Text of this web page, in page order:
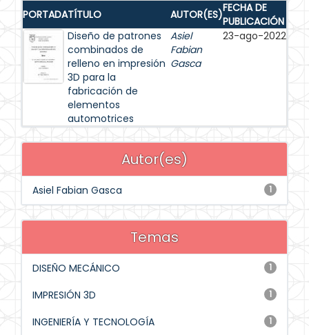
PORTADATÍTULO AUTOR(ES)FECHA DE
PUBLICACIÓN
Diseño de patrones
combinados de
relleno en impresión
3D para la
fabricación de
elementos
automotrices
Asiel
Fabian
Gasca
23-ago-2022
Autor(es)
1
Asiel Fabian Gasca
Temas
1
DISEÑO MECÁNICO
1
IMPRESIÓN 3D
1
INGENIERÍA Y TECNOLOGÍA